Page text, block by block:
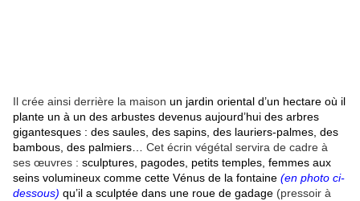
Il crée ainsi derrière la maison un jardin oriental d’un hectare où il
plante un à un des arbustes devenus aujourd’hui des arbres
gigantesques : des saules, des sapins, des lauriers-palmes, des
bambous, des palmiers…
Cet écrin végétal servira de cadre à
ses œuvres : sculptures, pagodes, petits temples, femmes aux
seins volumineux comme cette Vénus de la fontaine (en photo ci-
dessous) qu’il a sculptée dans une roue de gadage (pressoir à